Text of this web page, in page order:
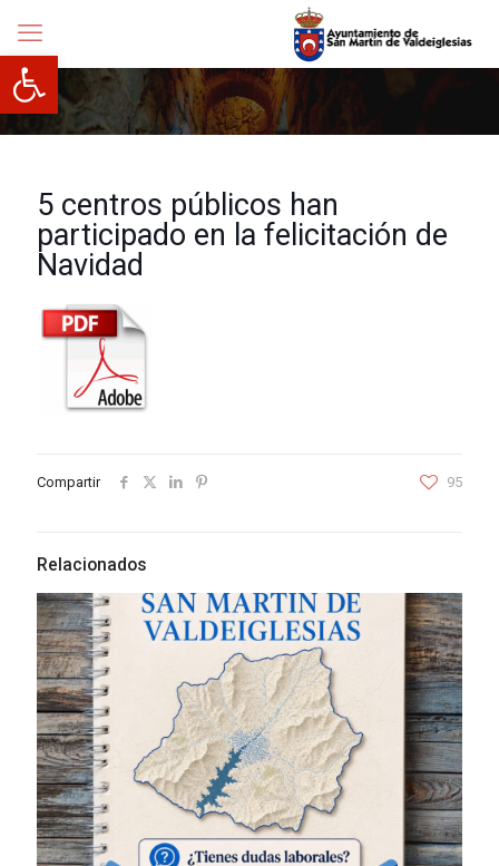
Abrir barra de herramientas
5 centros públicos han
participado en la felicitación de
Navidad
Compartir 95
Relacionados